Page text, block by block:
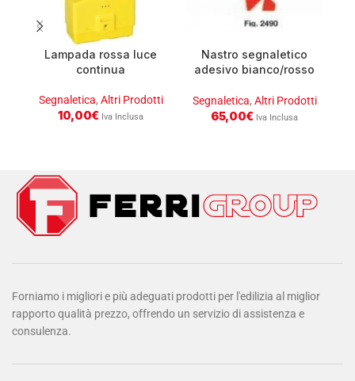
Lampada rossa luce
continua
Segnaletica, Altri Prodotti
10,00€ Iva Inclusa
Nastro segnaletico
adesivo bianco/rosso
Segnaletica, Altri Prodotti
65,00€ Iva Inclusa
Forniamo i migliori e più adeguati prodotti per l'edilizia al miglior
rapporto qualità prezzo, offrendo un servizio di assistenza e
consulenza.